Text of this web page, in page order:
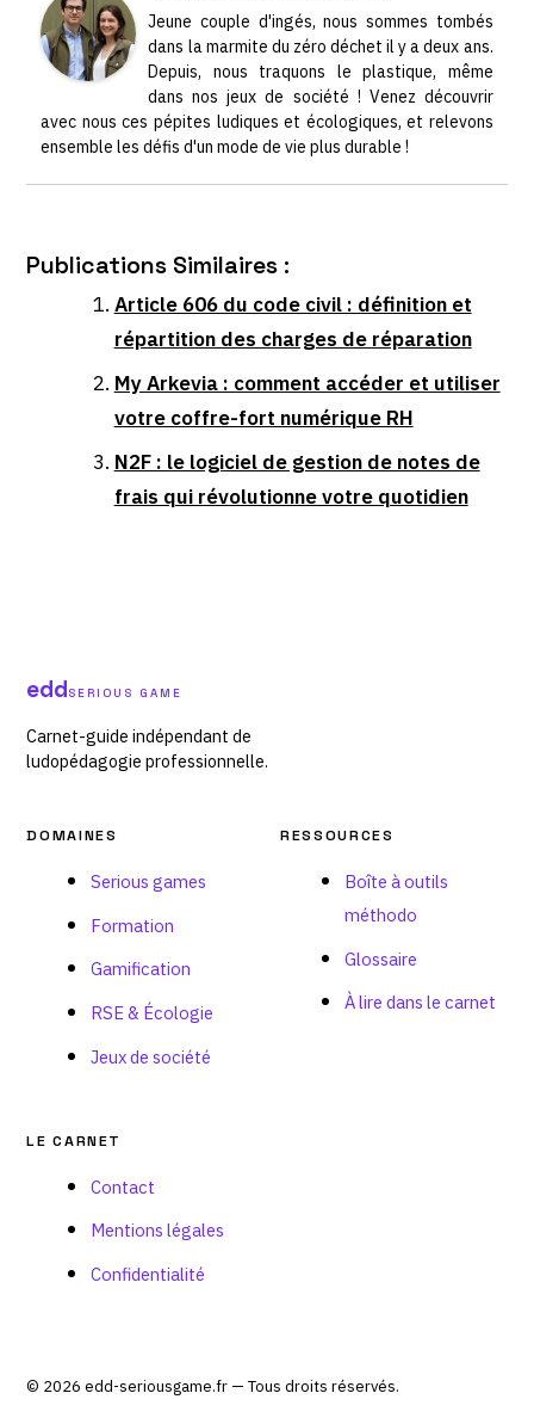
Jeune couple d'ingés, nous sommes tombés
dans la marmite du zéro déchet il y a deux ans.
Depuis, nous traquons le plastique, même
dans nos jeux de société ! Venez découvrir
avec nous ces pépites ludiques et écologiques, et relevons
ensemble les défis d'un mode de vie plus durable !
Publications Similaires :
Article 606 du code civil : définition et
répartition des charges de réparation
My Arkevia : comment accéder et utiliser
votre coffre-fort numérique RH
N2F : le logiciel de gestion de notes de
frais qui révolutionne votre quotidien
eddSERIOUS GAME
Carnet-guide indépendant de
ludopédagogie professionnelle.
DOMAINES
Serious games
Formation
Gamification
RSE & Écologie
Jeux de société
RESSOURCES
Boîte à outils
méthodo
Glossaire
À lire dans le carnet
LE CARNET
Contact
Mentions légales
Confidentialité
© 2026 edd-seriousgame.fr — Tous droits réservés.